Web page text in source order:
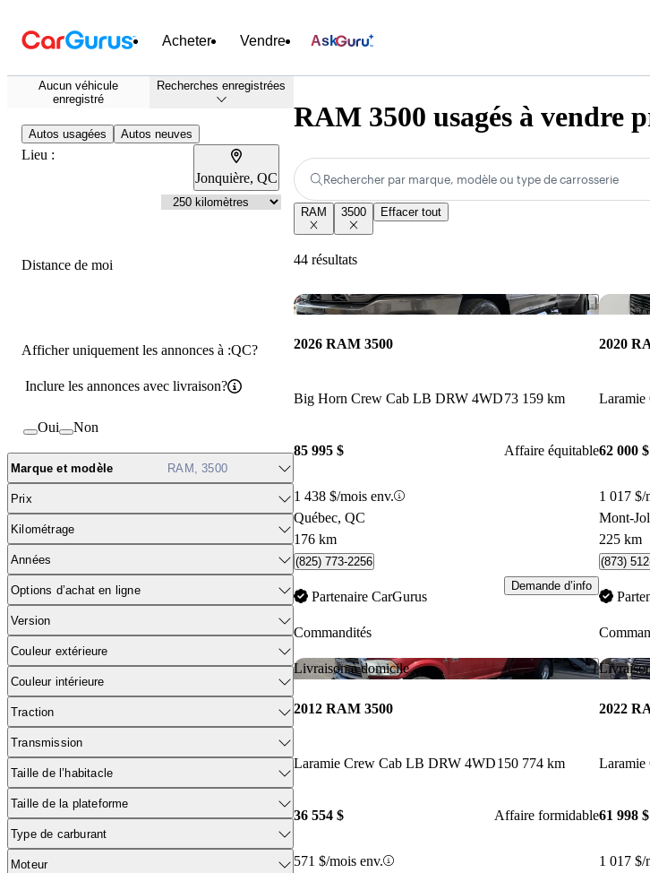
Acheter Vendre Ask
Aucun véhicule
enregistré
Recherches enregistrées
Autos usagées Autos neuves
Lieu :
Jonquière, QC
Distance de moi
Afficher uniquement les annonces à :QC?
Inclure les annonces avec livraison?
Oui Non
Marque et modèle RAM, 3500
Prix
Kilométrage
Années
Options d’achat en ligne
Version
Couleur extérieure
Couleur intérieure
Traction
Transmission
Taille de l’habitacle
Taille de la plateforme
Type de carburant
Moteur
RAM 3500 usagés à vendre
Rechercher par marque, modèle ou type de carrosserie
RAM 3500 Effacer tout
44 résultats
Enregistrer
2026 RAM 3500
Big Horn Crew Cab LB DRW 4WD73 159 km
85 995 $ Affaire équitable
1 438 $/mois env.
Québec, QC
176 km
(825) 773-2256
Partenaire CarGurus
Demande d’info
Commandités
2020
62 000 $
1 017 $/
Mont-
225 km
(873)
Livraison à domicile Enregistrer
2012 RAM 3500
Laramie Crew Cab LB DRW 4WD150 774 km
36 554 $ Affaire formidable
571 $/mois env.
2022
Laramie
61 998 $
1 017 $/